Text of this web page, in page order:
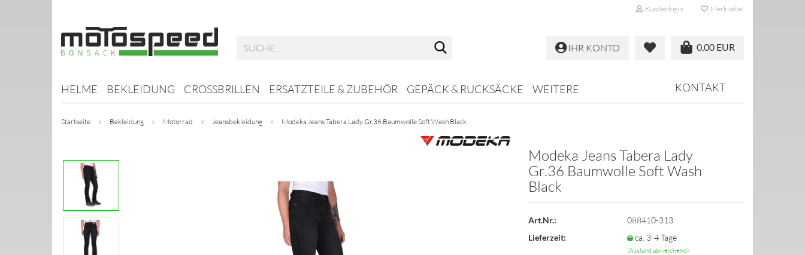
Kundenlogin
Konto erstellen
Passwort vergessen?
Merkzettel
0,00 EUR
IHR KONTO
HELME BEKLEIDUNG CROSSBRILLEN ERSATZTEILE & ZUBEHÖR GEPÄCK & RUCKSÄCKE KONTAKT
WEITERE
Startseite » Bekleidung » Motorrad » Jeansbekleidung » Modeka Jeans Tabera Lady Gr.36 Baumwolle Soft Wash Black
Modeka Jeans Tabera Lady
Gr.36 Baumwolle Soft Wash
Black
Art.Nr.:
088410-313
Lieferzeit:
ca. 3-4 Tage
(Ausland abweichend)